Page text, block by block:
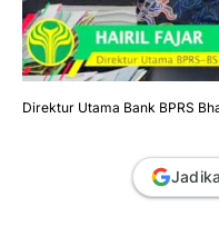
Direktur Utama Bank BPRS